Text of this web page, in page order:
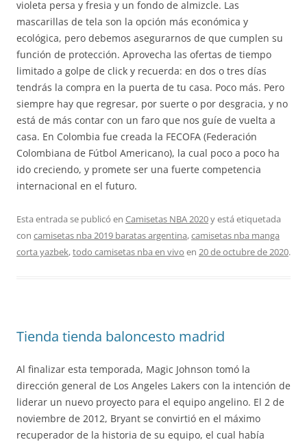
violeta persa y fresia y un fondo de almizcle. Las
mascarillas de tela son la opción más económica y
ecológica, pero debemos asegurarnos de que cumplen su
función de protección. Aprovecha las ofertas de tiempo
limitado a golpe de click y recuerda: en dos o tres días
tendrás la compra en la puerta de tu casa. Poco más. Pero
siempre hay que regresar, por suerte o por desgracia, y no
está de más contar con un faro que nos guíe de vuelta a
casa. En Colombia fue creada la FECOFA (Federación
Colombiana de Fútbol Americano), la cual poco a poco ha
ido creciendo, y promete ser una fuerte competencia
internacional en el futuro.
Esta entrada se publicó en Camisetas NBA 2020y está etiquetada
con camisetas nba 2019 baratas argentina,camisetas nba manga
corta yazbek,todo camisetas nba en vivo en 20 de octubre de 2020.
Tienda tienda baloncesto madrid
Al finalizar esta temporada, Magic Johnson tomó la
dirección general de Los Angeles Lakers con la intención de
liderar un nuevo proyecto para el equipo angelino. El 2 de
noviembre de 2012, Bryant se convirtió en el máximo
recuperador de la historia de su equipo, el cual había